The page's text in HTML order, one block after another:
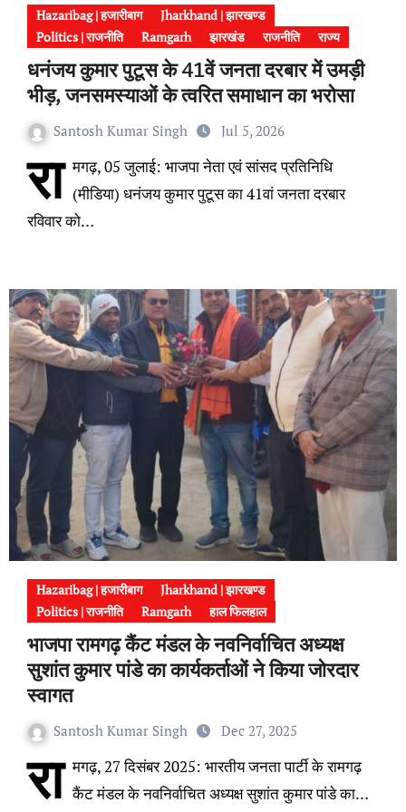
Hazaribag | हजारीबाग
Jharkhand | झारखण्ड
Politics | राजनीति
Ramgarh झारखंड राजनीति राज्य
धनंजय कुमार पुटूस के 41वें जनता दरबार में उमड़ी
भीड़, जनसमस्याओं के त्वरित समाधान का भरोसा
Santosh Kumar Singh Jul 5, 2026
रा मगढ़, 05 जुलाई: भाजपा नेता एवं सांसद प्रतिनिधि
(मीडिया) धनंजय कुमार पुटूस का 41वां जनता दरबार
रविवार को…
Hazaribag | हजारीबाग
Jharkhand | झारखण्ड
Politics | राजनीति
Ramgarh हाल फिलहाल
भाजपा रामगढ़ कैंट मंडल के नवनिर्वाचित अध्यक्ष
सुशांत कुमार पांडे का कार्यकर्ताओं ने किया जोरदार
स्वागत
Santosh Kumar Singh Dec 27, 2025
रा मगढ़, 27 दिसंबर 2025: भारतीय जनता पार्टी के रामगढ़
कैंट मंडल के नवनिर्वाचित अध्यक्ष सुशांत कुमार पांडे का…